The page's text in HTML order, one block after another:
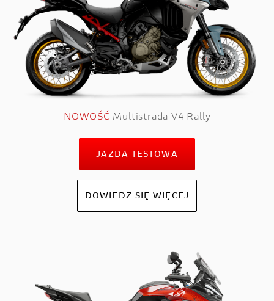
NOWOŚĆ Multistrada V4 Rally
JAZDA TESTOWA
DOWIEDZ SIĘ WIĘCEJ